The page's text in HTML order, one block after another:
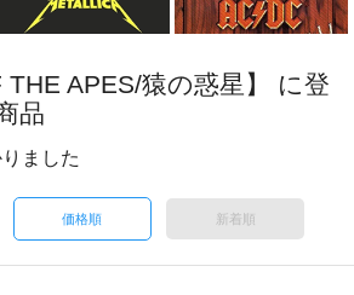
THE APES/猿の惑星】 に登
品
ました
価格順 新着順